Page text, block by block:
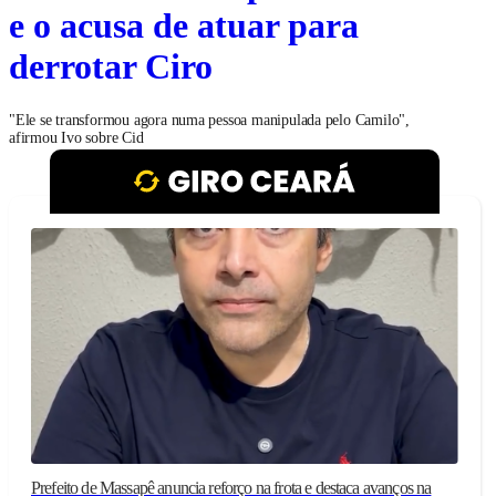
e o acusa de atuar para
derrotar Ciro
"Ele se transformou agora numa pessoa manipulada pelo Camilo",
afirmou Ivo sobre Cid
Prefeito de Massapê anuncia reforço na frota e destaca avanços na